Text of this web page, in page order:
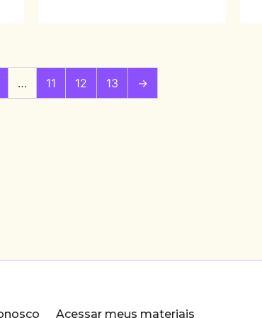
… 11 12 13 →
Acessar meus materiais